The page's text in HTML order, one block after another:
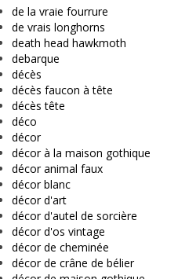
de la vraie fourrure
de vrais longhorns
death head hawkmoth
debarque
décès
décès faucon à tête
décès tête
déco
décor
décor à la maison gothique
décor animal faux
décor blanc
décor d'art
décor d'autel de sorcière
décor d'os vintage
décor de cheminée
décor de crâne de bélier